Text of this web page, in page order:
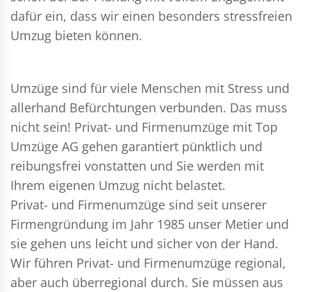
dafür ein, dass wir einen besonders stressfreien
Umzug bieten können.
Umzüge sind für viele Menschen mit Stress und
allerhand Befürchtungen verbunden. Das muss
nicht sein! Privat- und Firmenumzüge mit Top
Umzüge AG gehen garantiert pünktlich und
reibungsfrei vonstatten und Sie werden mit
Ihrem eigenen Umzug nicht belastet.
Privat- und Firmenumzüge sind seit unserer
Firmengründung im Jahr 1985 unser Metier und
sie gehen uns leicht und sicher von der Hand.
Wir führen Privat- und Firmenumzüge regional,
aber auch überregional durch. Sie müssen aus